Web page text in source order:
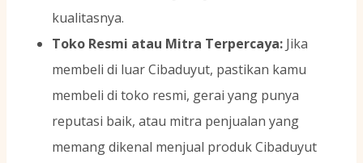
kualitasnya.
Toko Resmi atau Mitra Terpercaya: Jika
membeli di luar Cibaduyut, pastikan kamu
membeli di toko resmi, gerai yang punya
reputasi baik, atau mitra penjualan yang
memang dikenal menjual produk Cibaduyut